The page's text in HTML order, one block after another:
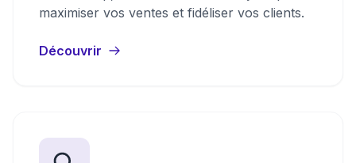
maximiser vos ventes et fidéliser vos clients.
Découvrir